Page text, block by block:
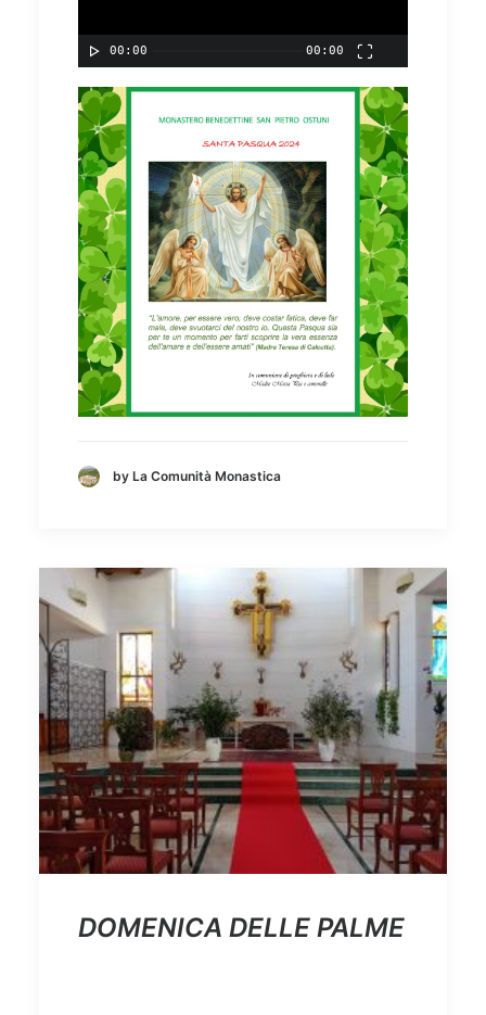
00:00 00:00
by La Comunità Monastica
DOMENICA DELLE PALME